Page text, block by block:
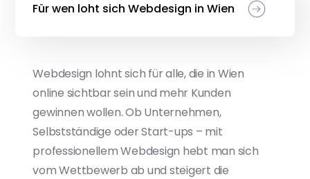
Für wen loht sich Webdesign in Wien
Webdesign lohnt sich für alle, die in Wien
online sichtbar sein und mehr Kunden
gewinnen wollen. Ob Unternehmen,
Selbstständige oder Start-ups – mit
professionellem Webdesign hebt man sich
vom Wettbewerb ab und steigert die